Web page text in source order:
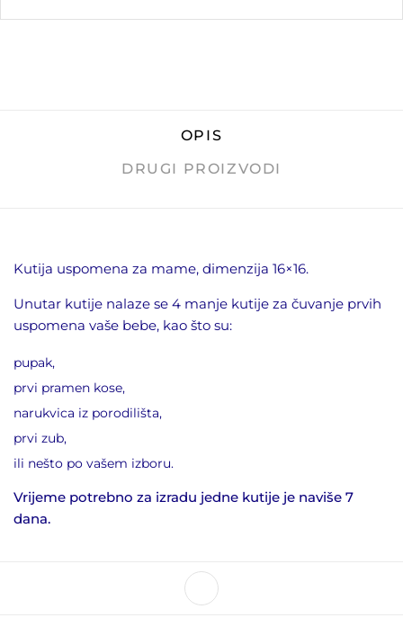
OPIS
DRUGI PROIZVODI
Kutija uspomena za mame, dimenzija 16×16.
Unutar kutije nalaze se 4 manje kutije za čuvanje prvih
uspomena vaše bebe, kao što su:
pupak,
prvi pramen kose,
narukvica iz porodilišta,
prvi zub,
ili nešto po vašem izboru.
Vrijeme potrebno za izradu jedne kutije je naviše 7
dana.